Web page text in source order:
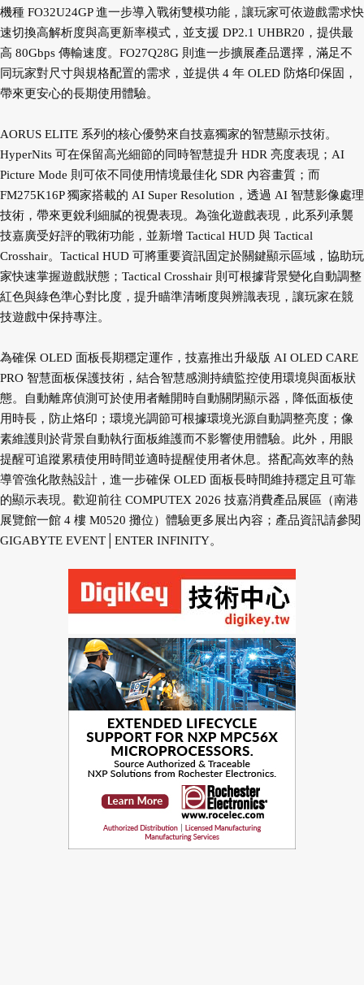
機種 FO32U24GP 進一步導入戰術雙模功能，讓玩家可依遊戲需求快
速切換高解析度與高更新率模式，並支援 DP2.1 UHBR20，提供最
高 80Gbps 傳輸速度。FO27Q28G 則進一步擴展產品選擇，滿足不
同玩家對尺寸與規格配置的需求，並提供 4 年 OLED 防烙印保固，
帶來更安心的長期使用體驗。
AORUS ELITE 系列的核心優勢來自技嘉獨家的智慧顯示技術。
HyperNits 可在保留高光細節的同時智慧提升 HDR 亮度表現；AI
Picture Mode 則可依不同使用情境最佳化 SDR 內容畫質；而
FM275K16P 獨家搭載的 AI Super Resolution，透過 AI 智慧影像處理
技術，帶來更銳利細膩的視覺表現。為強化遊戲表現，此系列承襲
技嘉廣受好評的戰術功能，並新增 Tactical HUD 與 Tactical
Crosshair。Tactical HUD 可將重要資訊固定於關鍵顯示區域，協助玩
家快速掌握遊戲狀態；Tactical Crosshair 則可根據背景變化自動調整
紅色與綠色準心對比度，提升瞄準清晰度與辨識表現，讓玩家在競
技遊戲中保持專注。
為確保 OLED 面板長期穩定運作，技嘉推出升級版 AI OLED CARE
PRO 智慧面板保護技術，結合智慧感測持續監控使用環境與面板狀
態。自動離席偵測可於使用者離開時自動關閉顯示器，降低面板使
用時長，防止烙印；環境光調節可根據環境光源自動調整亮度；像
素維護則於背景自動執行面板維護而不影響使用體驗。此外，用眼
提醒可追蹤累積使用時間並適時提醒使用者休息。搭配高效率的熱
導管強化散熱設計，進一步確保 OLED 面板長時間維持穩定且可靠
的顯示表現。歡迎前往 COMPUTEX 2026 技嘉消費產品展區（南港
展覽館一館 4 樓 M0520 攤位）體驗更多展出內容；產品資訊請參閱
GIGABYTE EVENT│ENTER INFINITY。